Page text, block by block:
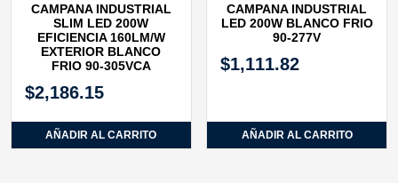
CAMPANA INDUSTRIAL
SLIM LED 200W
EFICIENCIA 160LM/W
EXTERIOR BLANCO
FRIO 90-305VCA
$2,186.15
AÑADIR AL CARRITO
CAMPANA INDUSTRIAL
LED 200W BLANCO FRIO
90‐277V
$1,111.82
AÑADIR AL CARRITO